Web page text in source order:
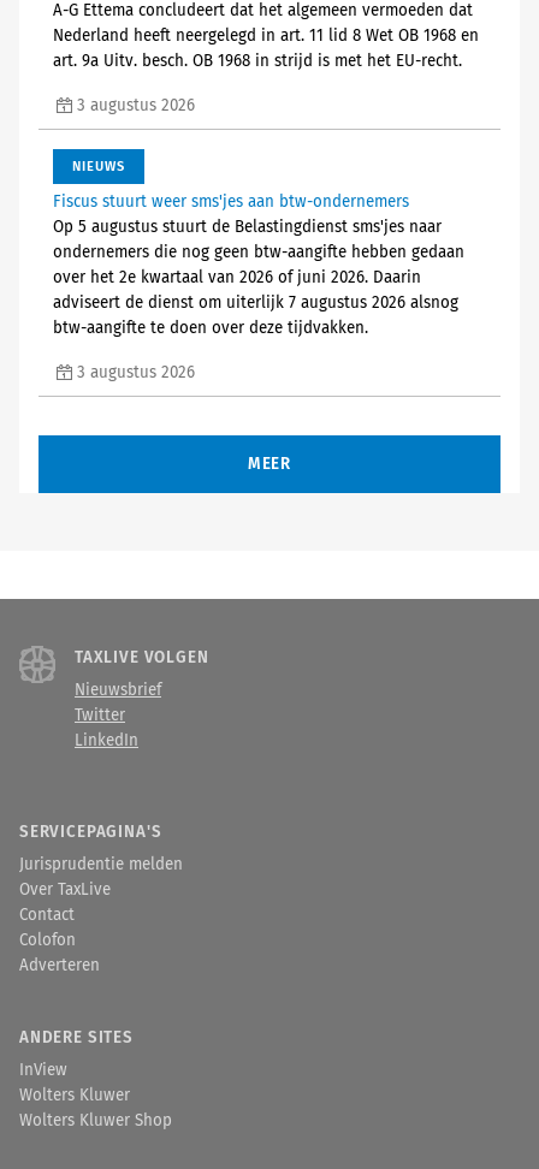
A-G Ettema concludeert dat het algemeen vermoeden dat
Nederland heeft neergelegd in art. 11 lid 8 Wet OB 1968 en
art. 9a Uitv. besch. OB 1968 in strijd is met het EU-recht.
3 augustus 2026
NIEUWS
Fiscus stuurt weer sms'jes aan btw-ondernemers
Op 5 augustus stuurt de Belastingdienst sms'jes naar
ondernemers die nog geen btw-aangifte hebben gedaan
over het 2e kwartaal van 2026 of juni 2026. Daarin
adviseert de dienst om uiterlijk 7 augustus 2026 alsnog
btw-aangifte te doen over deze tijdvakken.
3 augustus 2026
MEER
TAXLIVE VOLGEN
Nieuwsbrief
Twitter
LinkedIn
SERVICEPAGINA'S
Jurisprudentie melden
Over TaxLive
Contact
Colofon
Adverteren
ANDERE SITES
InView
Wolters Kluwer
Wolters Kluwer Shop